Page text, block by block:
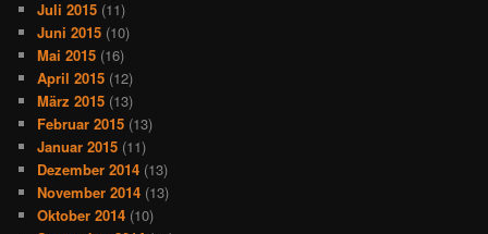
Juli 2015 (11)
Juni 2015 (10)
Mai 2015 (16)
April 2015 (12)
März 2015 (13)
Februar 2015 (13)
Januar 2015 (11)
Dezember 2014 (13)
November 2014 (13)
Oktober 2014 (10)